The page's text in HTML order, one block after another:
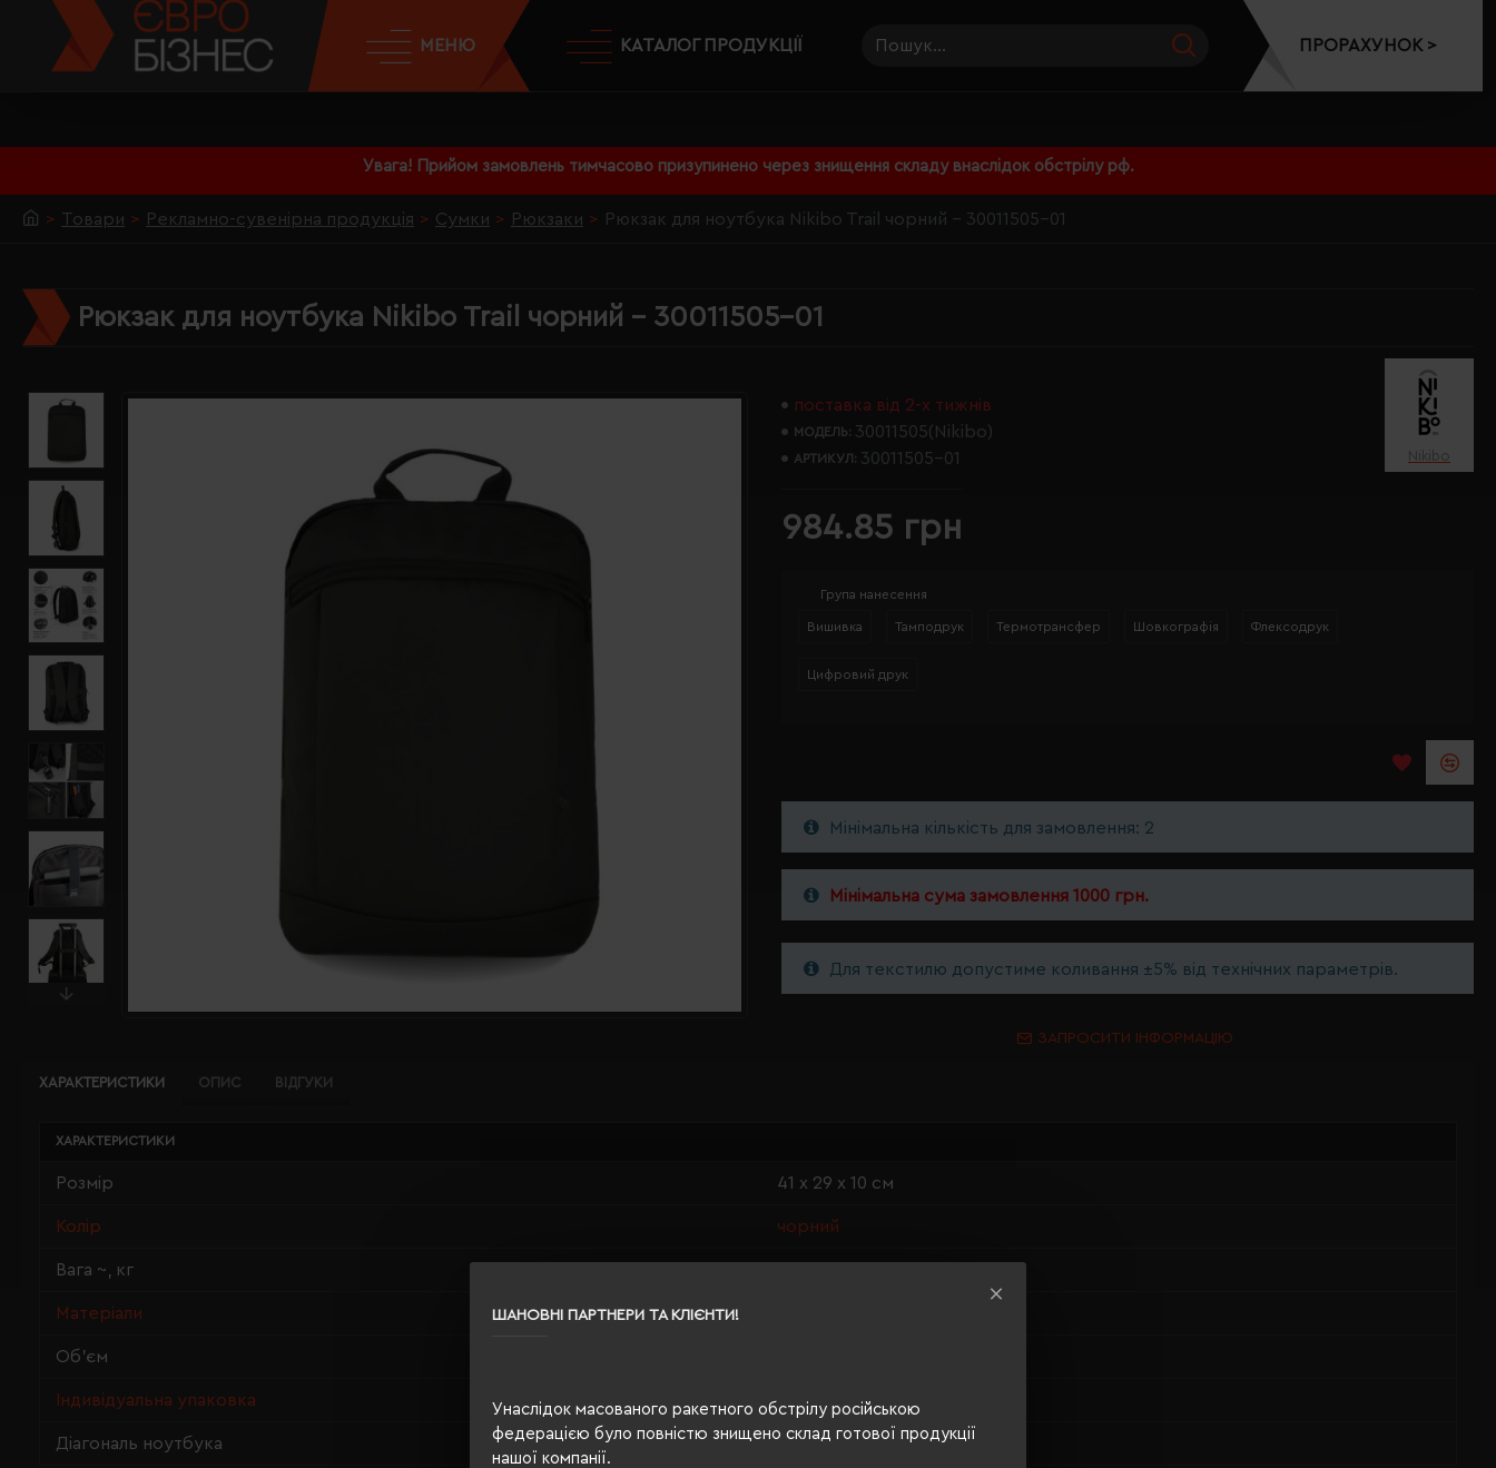
ШАНОВНІ ПАРТНЕРИ ТА КЛІЄНТИ!
Унаслідок масованого ракетного обстрілу російською
федерацією було повністю знищено склад готової продукції
нашої компанії.
Увага! Прийом замовлень тимчасово призупинено через знищення складу внаслідок обстрілу рф.
МЕНЮ КАТАЛОГ ПРОДУКЦІЇ ПРОРАХУНОК >
Товари Рекламно-сувенірна продукція Сумки Рюкзаки Рюкзак для ноутбука Nikibo Trail чорний - 30011505-01
Рюкзак для ноутбука Nikibo Trail чорний - 30011505-01
поставка від 2-х тижнів
МОДЕЛЬ: 30011505(Nikibo)
АРТИКУЛ: 30011505-01 Nikibo
984.85 грн
Група нанесення
Вишивка Тамподрук Термотрансфер Шовкографія Флексодрук
Цифровий друк
Мінімальна кількість для замовлення: 2
Мінімальна сума замовлення 1000 грн.
Для текстилю допустиме коливання ±5% від технічних параметрів.
ЗАПРОСИТИ ІНФОРМАЦІЮ
ХАРАКТЕРИСТИКИ ОПИС ВІДГУКИ
ХАРАКТЕРИСТИКИ
Розмір 41 х 29 х 10 см
Колір чорний
Вага ~, кг
Матеріали
Об'єм
Індивідуальна упаковка п/п пакет
Діагональ ноутбука 15.6"